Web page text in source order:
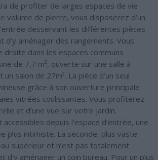
de profiter de larges espaces de vie
volume de pierre, vous disposerez d’un
desservant les différentes pièces
aménager des rangements. Vous
dans les espaces communs
de 7,7 m², ouverte sur une salle à
salon de 27m². La pièce d’un seul
grâce à son ouverture principale
vitrées coulissantes. Vous profiterez
et d’une vue sur votre jardin.
depuis l’espace d’entrée, une
plus intimiste. La seconde, plus vaste
supérieur et n’est pas totalement
d’y aménager un coin bureau. Pour un plus